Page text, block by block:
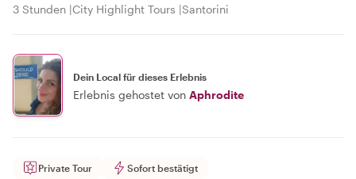
3 Stunden City Highlight Tours Santorini
Dein Local für dieses Erlebnis
Erlebnis gehostet von Aphrodite
Private Tour Sofort bestätigt